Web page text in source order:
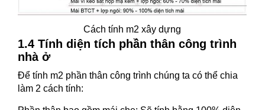
Cách tính m2 xây dựng
1.4 Tính diện tích phần thân công trình
nhà ở
Để tính m2 phần thân công trình chúng ta có thể chia
làm 2 cách tính: